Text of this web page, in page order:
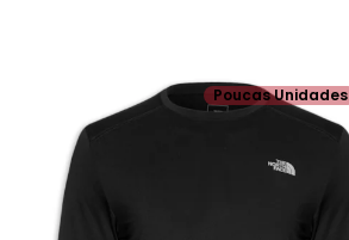
Poucas Unidades